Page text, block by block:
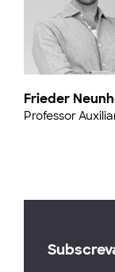
Frieder
Professor